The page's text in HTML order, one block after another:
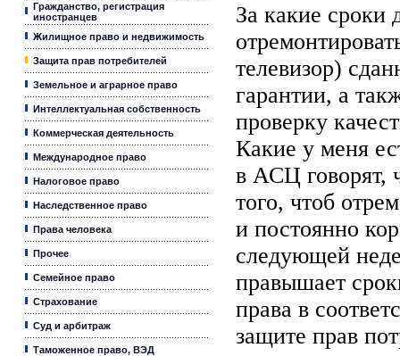
Гражданство, регистрация
иностранцев
Жилищное право и недвижимость
Защита прав потребителей
Земельное и аграрное право
Интеллектуальная собственность
Коммерческая деятельность
Международное право
Налоговое право
Наследственное право
Права человека
Прочее
Семейное право
Страхование
Суд и арбитраж
Таможенное право, ВЭД
За какие сроки
телевизор)
гарантии, а
проверку
Какие у меня
в АСЦ говорят,
того, чтоб
и постоянно
следующей
правышает
права в
защите прав